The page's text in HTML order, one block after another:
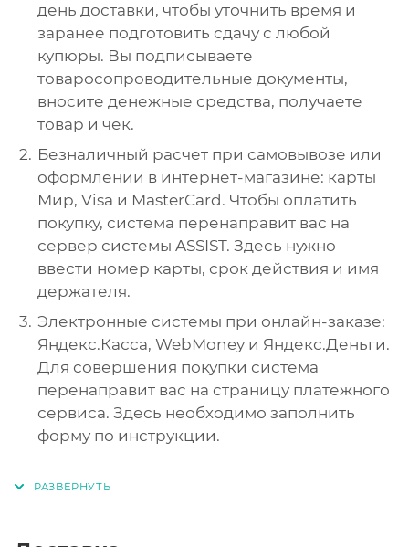
день доставки, чтобы уточнить время и
заранее подготовить сдачу с любой
купюры. Вы подписываете
товаросопроводительные документы,
вносите денежные средства, получаете
товар и чек.
Безналичный расчет при самовывозе или
оформлении в интернет-магазине: карты
Мир, Visa и MasterCard. Чтобы оплатить
покупку, система перенаправит вас на
сервер системы ASSIST. Здесь нужно
ввести номер карты, срок действия и имя
держателя.
Электронные системы при онлайн-заказе:
Яндекс.Касса, WebMoney и Яндекс.Деньги.
Для совершения покупки система
перенаправит вас на страницу платежного
сервиса. Здесь необходимо заполнить
форму по инструкции.